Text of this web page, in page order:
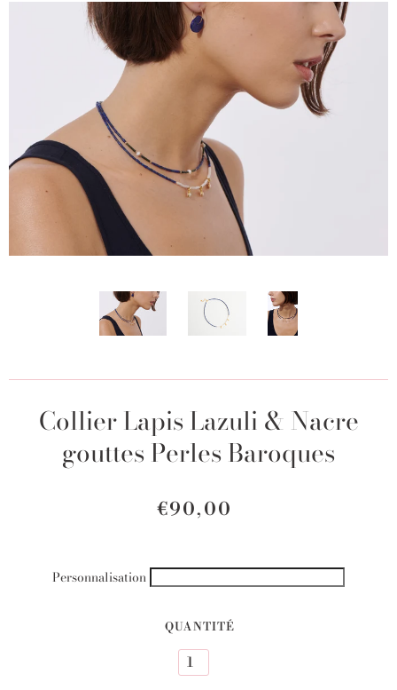
Collier Lapis Lazuli & Nacre
gouttes Perles Baroques
€90,00
Personnalisation
QUANTITÉ